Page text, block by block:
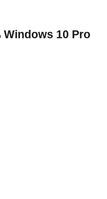
Windows 10 Pro مساعدة